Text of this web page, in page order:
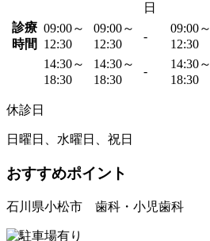
日
診療
時間
09:00～
12:30
09:00～
12:30
-
09:00～
12:30
14:30～
18:30
14:30～
18:30
-
14:30～
18:30
休診日
日曜日、水曜日、祝日
おすすめポイント
石川県小松市 歯科・小児歯科